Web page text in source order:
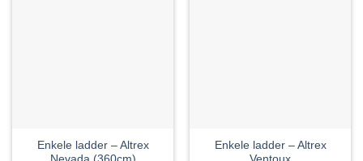
Enkele ladder – Altrex
Enkele ladder – Altrex